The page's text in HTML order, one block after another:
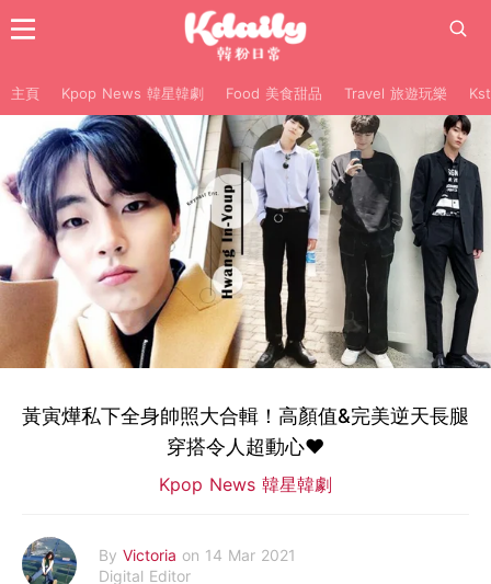
主頁 Kpop News 韓星韓劇 Food 美食甜品 Travel 旅遊玩樂
黃寅燁私下全身帥照大合輯！高顏值&完美逆天長腿
穿搭令人超動心❤
Kpop News 韓星韓劇
By Victoria on 14 Mar 2021
Digital Editor